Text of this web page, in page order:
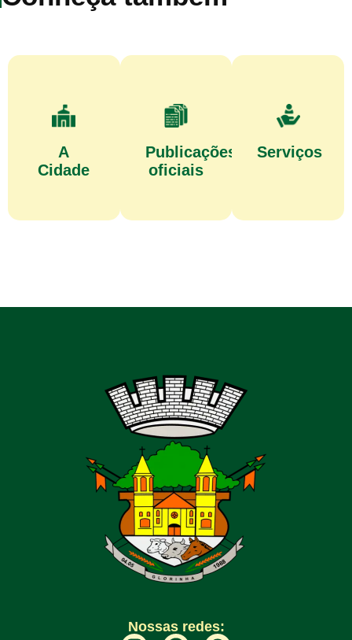
A
Cidade
Publicações
oficiais
Serviços
Nossas redes: